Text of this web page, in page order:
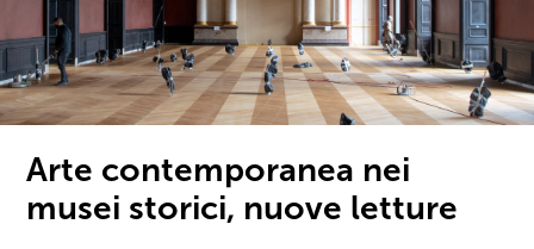
Arte contemporanea nei
musei storici, nuove letture